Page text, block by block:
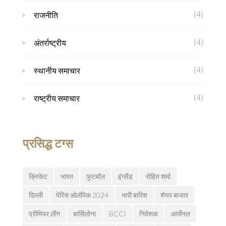
राजनीति (4)
अंतर्राष्ट्रीय (4)
स्थानीय समाचार (4)
राष्ट्रीय समाचार (4)
प्रसिद्ध टग्स
क्रिकेट भारत फुटबॉल इंग्लैंड रोहित शर्मा
दिल्ली पेरिस ओलंपिक 2024 भारी बारिश शेयर बाजार
प्रीमियर लीग बार्सिलोना BCCI निवेशक आर्सेनल